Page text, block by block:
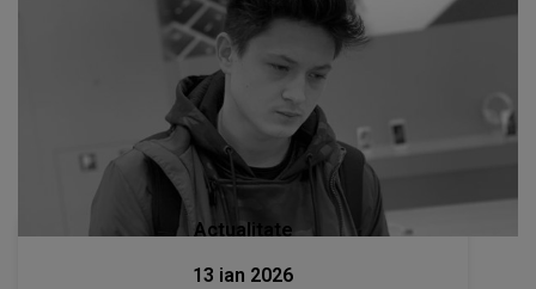
Actualitate
13 ian 2026